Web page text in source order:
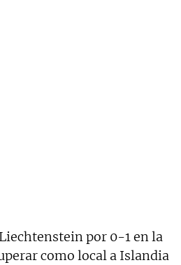
por 0-1 en la
como local a Islandia